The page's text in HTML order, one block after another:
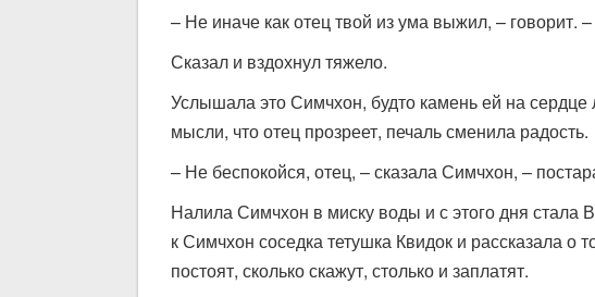
– Не иначе как отец твой из ума выжил, – говорит.
Сказал и вздохнул тяжело.
Услышала это Симчхон, будто камень ей на сердце
мысли, что отец прозреет, печаль сменила радость.
– Не беспокойся, отец, – сказала Симчхон, –
Налила Симчхон в миску воды и с этого дня стала
к Симчхон соседка тетушка Квидок и рассказала о
постоят, сколько скажут, столько и заплатят.